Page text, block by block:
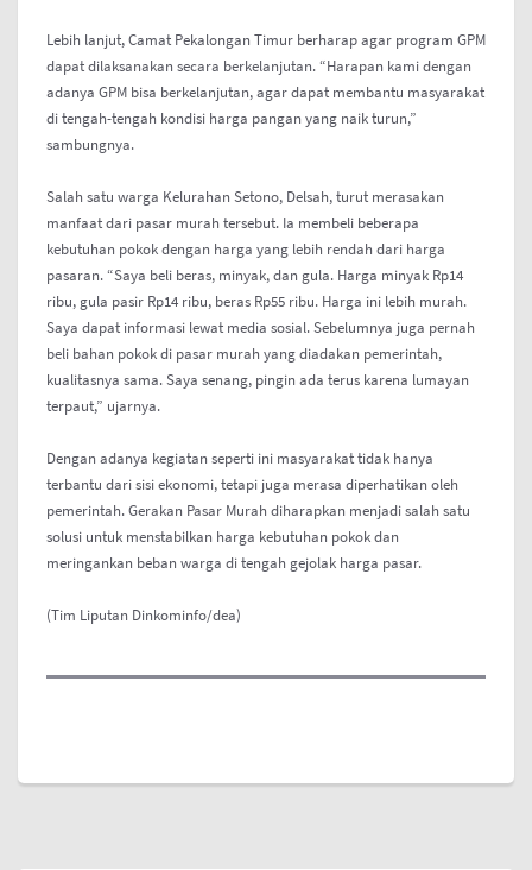
Lebih lanjut, Camat Pekalongan Timur berharap agar program GPM
dapat dilaksanakan secara berkelanjutan. “Harapan kami dengan
adanya GPM bisa berkelanjutan, agar dapat membantu masyarakat
di tengah-tengah kondisi harga pangan yang naik turun,”
sambungnya.
Salah satu warga Kelurahan Setono, Delsah, turut merasakan
manfaat dari pasar murah tersebut. Ia membeli beberapa
kebutuhan pokok dengan harga yang lebih rendah dari harga
pasaran. “Saya beli beras, minyak, dan gula. Harga minyak Rp14
ribu, gula pasir Rp14 ribu, beras Rp55 ribu. Harga ini lebih murah.
Saya dapat informasi lewat media sosial. Sebelumnya juga pernah
beli bahan pokok di pasar murah yang diadakan pemerintah,
kualitasnya sama. Saya senang, pingin ada terus karena lumayan
terpaut,” ujarnya.
Dengan adanya kegiatan seperti ini masyarakat tidak hanya
terbantu dari sisi ekonomi, tetapi juga merasa diperhatikan oleh
pemerintah. Gerakan Pasar Murah diharapkan menjadi salah satu
solusi untuk menstabilkan harga kebutuhan pokok dan
meringankan beban warga di tengah gejolak harga pasar.
(Tim Liputan Dinkominfo/dea)